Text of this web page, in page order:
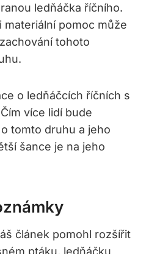
ledňáčka říčního.
materiální pomoc může
tohoto
o ledňáčcích říčních s
více lidí bude
tomto druhu a jeho
šance je na jeho
článek pomohl rozšířit
ptáku, ledňáčku